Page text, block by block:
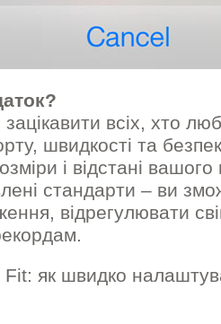
всіх, хто
швидкості та
і відстані
стандарти – ви
відрегулювати
як швидко